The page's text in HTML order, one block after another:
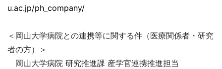
u.ac.jp/ph_company/
＜岡山大学病院との連携等に関する件（医療関係者・研究
者の方）＞
岡山大学病院 研究推進課 産学官連携推進担当